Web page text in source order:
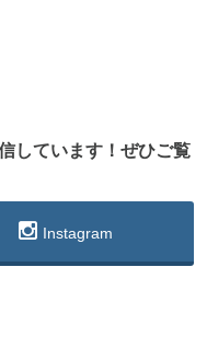
しています！ぜひご覧
Instagram